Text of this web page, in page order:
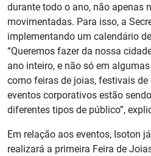
durante todo o ano, não apenas
movimentadas. Para isso, a
implementando um calendário
“Queremos fazer da nossa
ano inteiro, e não só em
como feiras de joias, festivais de
eventos corporativos estão
diferentes tipos de público”,
Em relação aos eventos, Isoton
realizará a primeira Feira de